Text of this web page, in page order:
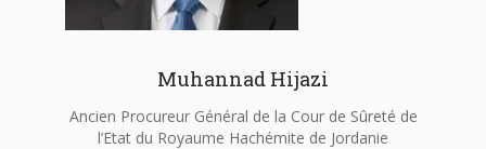
Muhannad Hijazi
Ancien Procureur Général de la Cour de Sûreté de
l’Etat du Royaume Hachémite de Jordanie